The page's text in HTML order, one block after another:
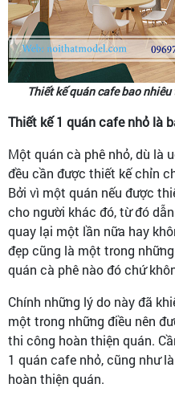
Thiết kế quán cafe bao
Thiết kế 1 quán cafe nhỏ là
Một quán cà phê nhỏ, dù là
đều cần được thiết kế chỉn
Bởi vì một quán nếu được
cho người khác đó, từ đó
quay lại một lần nữa hay
đẹp cũng là một trong
quán cà phê nào đó chứ
Chính những lý do này đã
một trong những điều nên
thi công hoàn thiện quán.
1 quán cafe nhỏ, cũng như
hoàn thiện quán.